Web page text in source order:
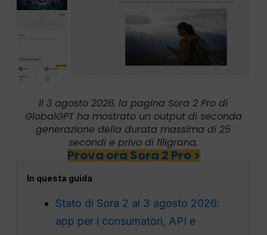
Il 3 agosto 2026, la pagina Sora 2 Pro di
GlobalGPT ha mostrato un output di seconda
generazione della durata massima di 25
secondi e privo di filigrana.
Prova ora Sora 2 Pro >
In questa guida
Stato di Sora 2 al 3 agosto 2026:
app per i consumatori, API e